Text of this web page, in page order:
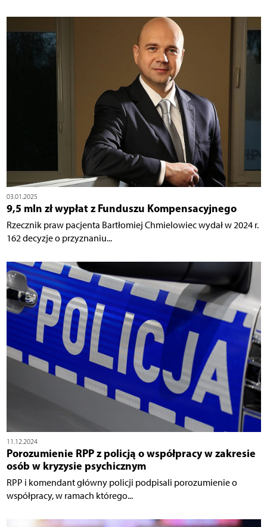
03.01.2025
9,5 mln zł wypłat z Funduszu Kompensacyjnego
Rzecznik praw pacjenta Bartłomiej Chmielowiec wydał w 2024 r.
162 decyzje o przyznaniu...
11.12.2024
Porozumienie RPP z policją o współpracy w zakresie
osób w kryzysie psychicznym
RPP i komendant główny policji podpisali porozumienie o
współpracy, w ramach którego...